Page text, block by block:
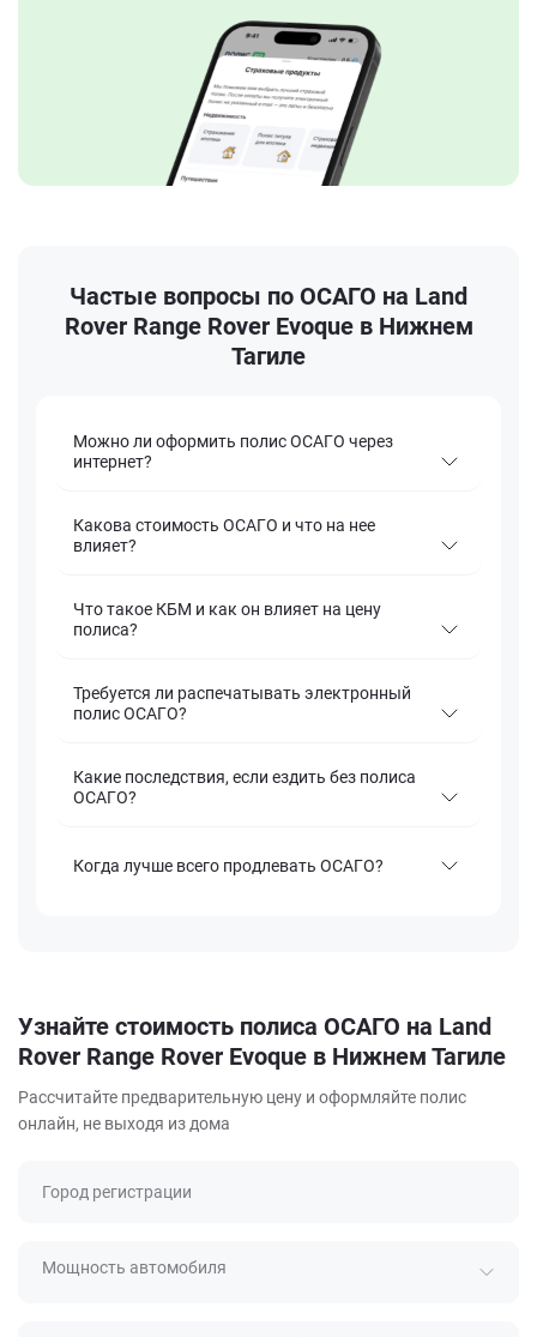
Частые вопросы по ОСАГО на Land
Rover Range Rover Evoque в Нижнем
Тагиле
Можно ли оформить полис ОСАГО через
интернет?
Какова стоимость ОСАГО и что на нее
влияет?
Что такое КБМ и как он влияет на цену
полиса?
Требуется ли распечатывать электронный
полис ОСАГО?
Какие последствия, если ездить без полиса
ОСАГО?
Когда лучше всего продлевать ОСАГО?
Узнайте стоимость полиса ОСАГО на Land
Rover Range Rover Evoque в Нижнем Тагиле
Рассчитайте предварительную цену и оформляйте полис
онлайн, не выходя из дома
Город регистрации
Мощность автомобиля